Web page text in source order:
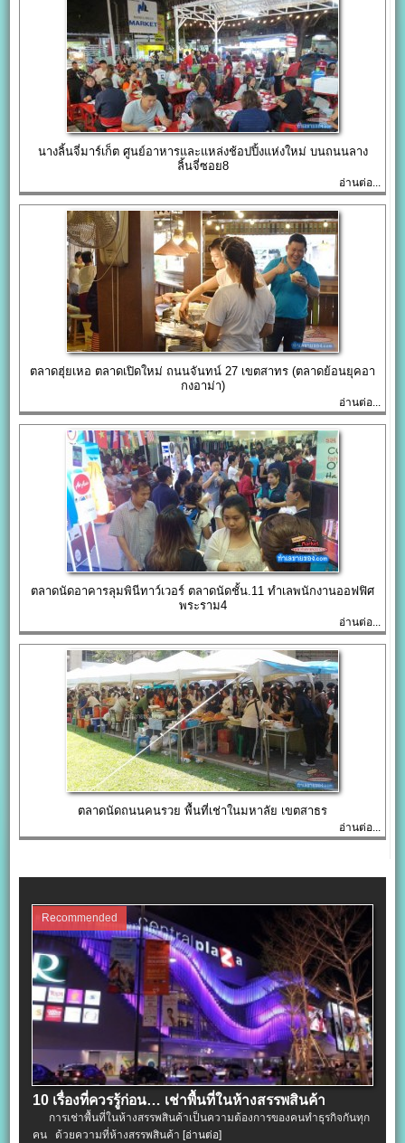
นางลิ้นจี่มาร์เก็ต ศูนย์อาหารและแหล่งช้อปปิ้งแห่งใหม่ บนถนนลาง
ลิ้นจี่ซอย8
อ่านต่อ...
ตลาดฮุ่ยเหอ ตลาดเปิดใหม่ ถนนจันทน์ 27 เขตสาทร (ตลาดย้อนยุคอา
กงอาม่า)
อ่านต่อ...
ตลาดนัดอาคารลุมพินีทาว์เวอร์ ตลาดนัดชั้น.11 ทำเลพนักงานออฟฟิศ
พระราม4
อ่านต่อ...
ตลาดนัดถนนคนรวย พื้นที่เช่าในมหาลัย เขตสาธร
อ่านต่อ...
Recommended
10 เรื่องที่ควรรู้ก่อน… เช่าพื้นที่ในห้างสรรพสินค้า
การเช่าพื้นที่ในห้างสรรพสินค้าเป็นความต้องการของคนทำธุรกิจกันทุก
คน ด้วยความที่ห้างสรรพสินค้า[อ่านต่อ]